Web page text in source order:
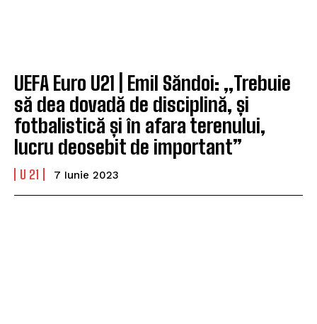
UEFA Euro U21 | Emil Săndoi: „Trebuie
să dea dovadă de disciplină, și
fotbalistică și în afara terenului,
lucru deosebit de important”
U 21 7 Iunie 2023